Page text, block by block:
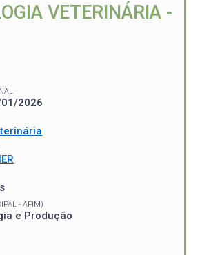
VETERINÁRIA -
2026
- AFIM)
e Produção